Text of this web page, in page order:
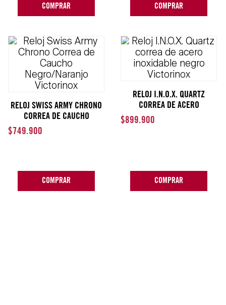
COMPRAR COMPRAR
RELOJ SWISS ARMY CHRONO
CORREA DE CAUCHO
NEGRO/NARANJO VICTORINOX
$749.900
COMPRAR
RELOJ I.N.O.X. QUARTZ
CORREA DE ACERO
INOXIDABLE NEGRO
VICTORINOX
$899.900
COMPRAR